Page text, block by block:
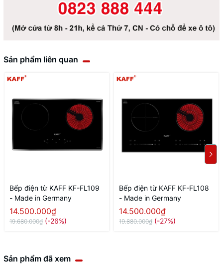
Sản phẩm liên quan
Bếp điện từ KAFF KF-FL109
- Made in Germany
14.500.000₫
19.680.000₫ (-26%)
Bếp điện từ KAFF KF-FL108
- Made in Germany
14.500.000₫
19.880.000₫ (-27%)
Sản phẩm đã xem